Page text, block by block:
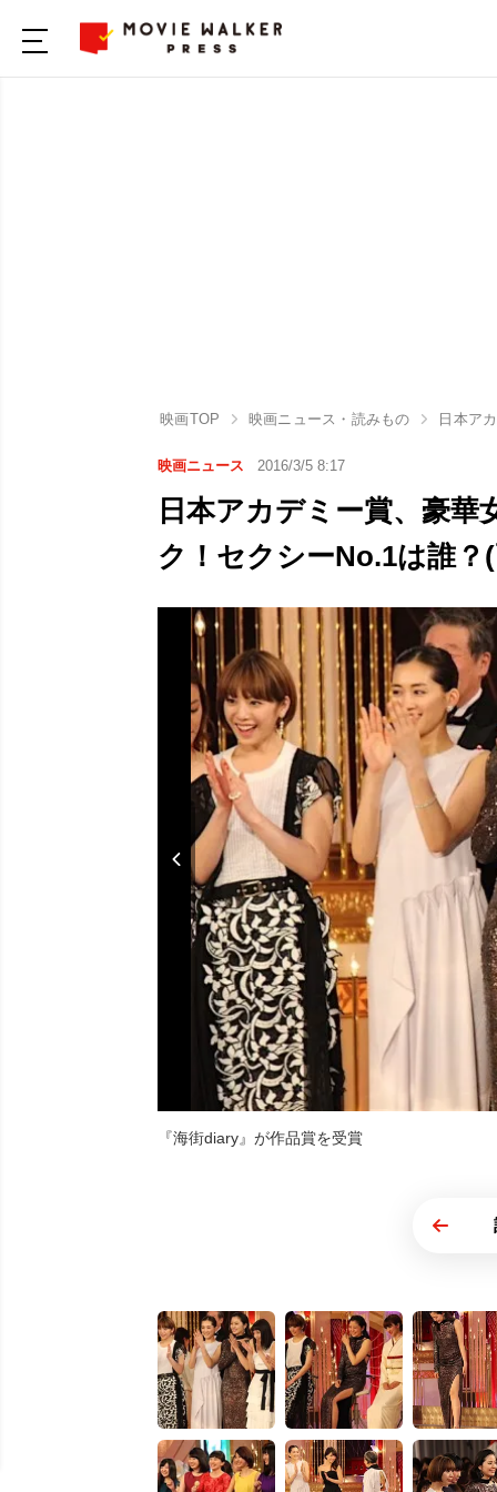
映画TOP 映画ニュース・読みもの 日本ア
映画ニュース 2016/3/5 8:17
日本アカデミー賞、豪
ク！セクシーNo.1は誰？
『海街diary』が作品賞を受賞